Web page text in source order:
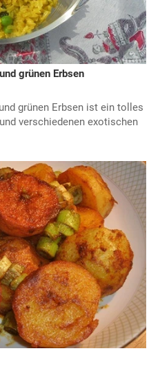
grünen Erbsen
grünen Erbsen ist ein tolles
verschiedenen exotischen